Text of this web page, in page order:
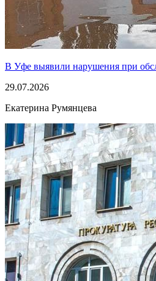
В Уфе выявили нарушения при
29.07.2026
Екатерина Румянцева